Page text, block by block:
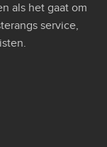
als het gaat om
service,